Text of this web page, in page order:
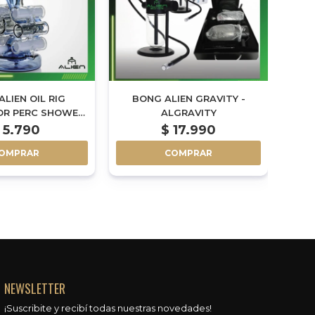
OIL RIG
PERC SHOWER
- AL133
5.790
BONG ALIEN GRAVITY -
ALGRAVITY
$ 17.990
COMPRAR
NEWSLETTER
¡Suscribite y recibí todas nuestras novedades!